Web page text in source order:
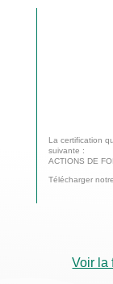
La certification
suivante :
ACTIONS DE
Télécharger
Voir la